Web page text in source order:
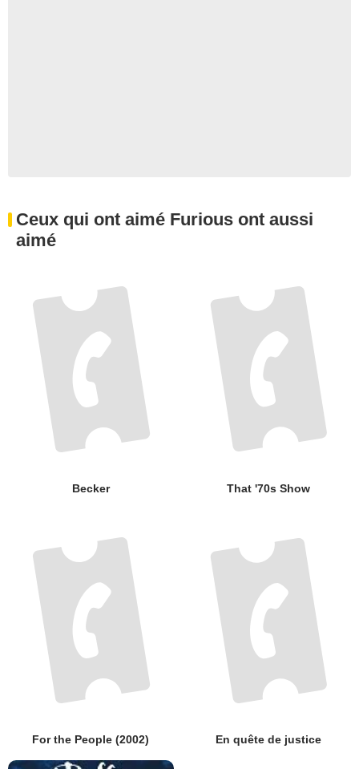
Ceux qui ont aimé Furious ont aussi
aimé
Becker That '70s Show
For the People (2002) En quête de justice